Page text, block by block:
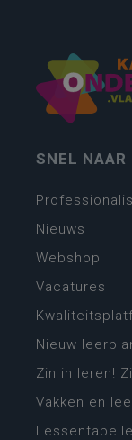
SNEL NAAR
Nieuws
Webshop
Vacatures
Nieuw
Zin in leren!
Vakken en